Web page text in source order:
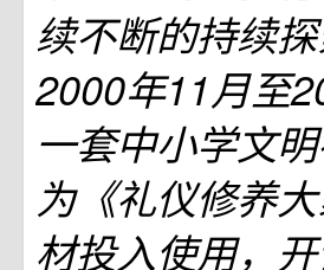
续不断的持续探
2000年11月至
一套中小学文
为《礼仪修养
材投入使用，